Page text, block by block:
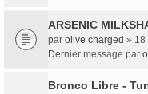
ARSENIC
par olive charged » 18
Dernier message par
Bronco Libre -